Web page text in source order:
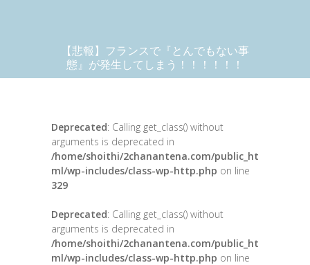
【悲報】フランスで『とんでもない事
態』が発生してしまう！！！！！！
Deprecated: Calling get_class() without
arguments is deprecated in
/home/shoithi/2chanantena.com/public_ht
ml/wp-includes/class-wp-http.php on line
329
Deprecated: Calling get_class() without
arguments is deprecated in
/home/shoithi/2chanantena.com/public_ht
ml/wp-includes/class-wp-http.php on line